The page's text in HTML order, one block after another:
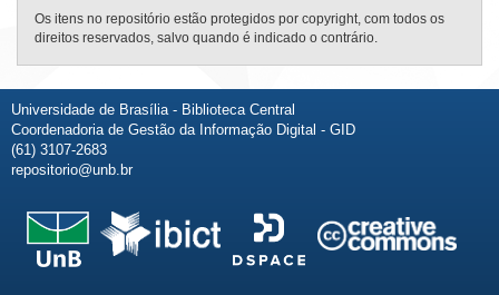
Os itens no repositório estão protegidos por copyright, com todos os
direitos reservados, salvo quando é indicado o contrário.
Universidade de Brasília - Biblioteca Central
Coordenadoria de Gestão da Informação Digital - GID
(61) 3107-2683
repositorio@unb.br